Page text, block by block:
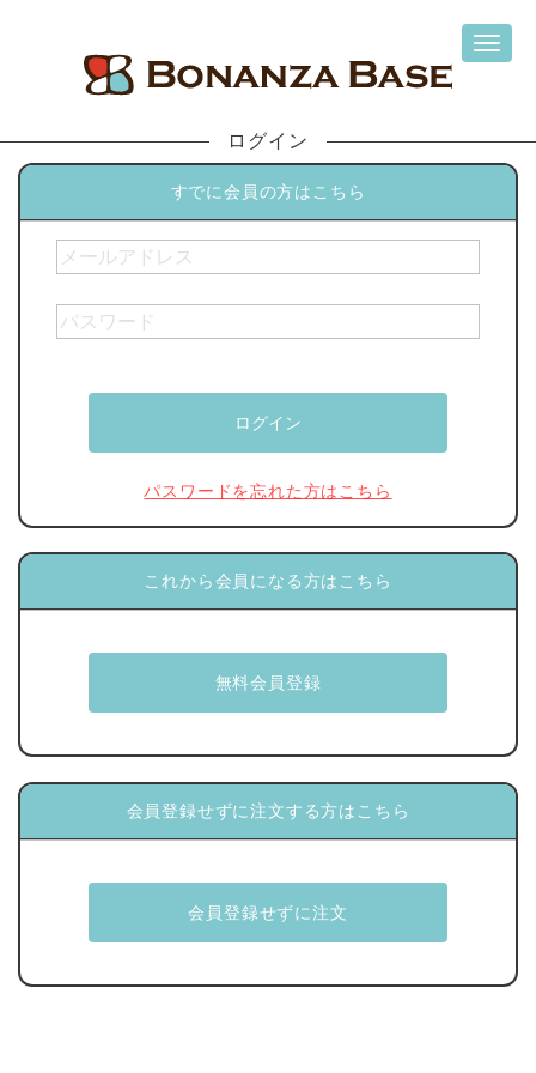
ログイン
すでに会員の方はこちら
パスワードを忘れた方はこちら
これから会員になる方はこちら
会員登録せずに注文する方はこちら